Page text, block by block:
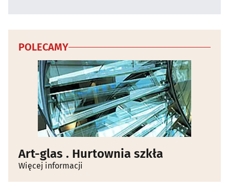
POLECAMY
Art-glas . Hurtownia szkła
Więcej informacji